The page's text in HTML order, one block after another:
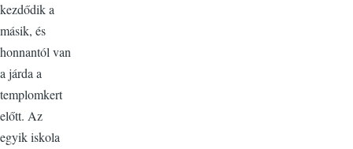
kezdődik a
másik, és
honnantól van
a járda a
templomkert
előtt. Az
egyik iskola